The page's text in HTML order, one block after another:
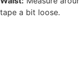
tape a bit loose.